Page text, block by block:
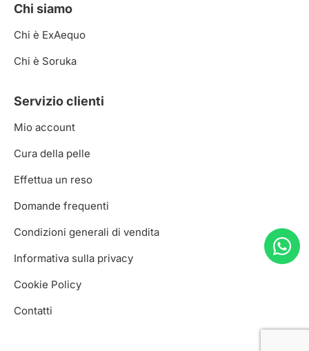
Chi siamo
Chi è ExAequo
Chi è Soruka
Servizio clienti
Mio account
Cura della pelle
Effettua un reso
Domande frequenti
Condizioni generali di vendita
Informativa sulla privacy
Cookie Policy
Contatti